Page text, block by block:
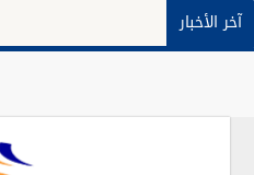
آخر الأخبار